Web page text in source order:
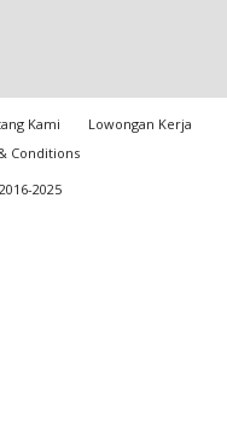
Kami
Lowongan Kerja
Conditions
2025